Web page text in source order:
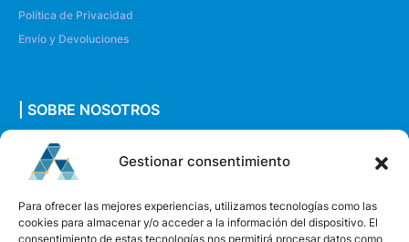
Gestionar consentimiento
Para ofrecer las mejores experiencias, utilizamos tecnologías como las
cookies para almacenar y/o acceder a la información del dispositivo. El
consentimiento de estas tecnologías nos permitirá procesar datos como
Política de Privacidad
Envío y Devoluciones
| SOBRE NOSOTROS
Quiénes somos
Envíanos un mensaje